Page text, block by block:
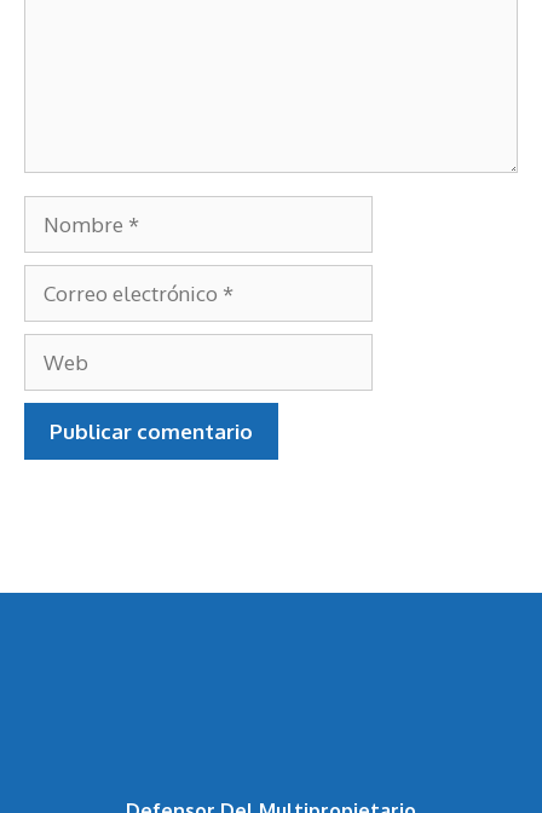
Nombre
Correo
electrónico
Web